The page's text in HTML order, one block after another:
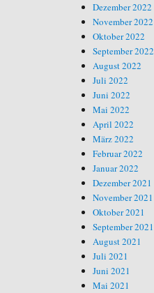
Dezember 2022
November 2022
Oktober 2022
September 2022
August 2022
Juli 2022
Juni 2022
Mai 2022
April 2022
März 2022
Februar 2022
Januar 2022
Dezember 2021
November 2021
Oktober 2021
September 2021
August 2021
Juli 2021
Juni 2021
Mai 2021